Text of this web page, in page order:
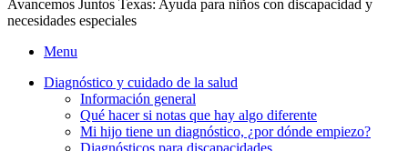
Avancemos Juntos Texas: Ayuda para niños con discapacidad y
necesidades especiales
Menu
Diagnóstico y cuidado de la salud
Información general
Qué hacer si notas que hay algo diferente
Mi hijo tiene un diagnóstico, ¿por dónde empiezo?
Diagnósticos para discapacidades